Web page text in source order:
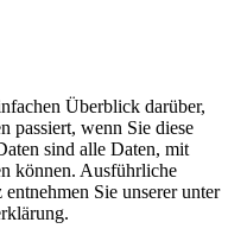
Überblick darüber,
passiert, wenn Sie diese
sind alle Daten, mit
können. Ausführliche
Sie unserer unter